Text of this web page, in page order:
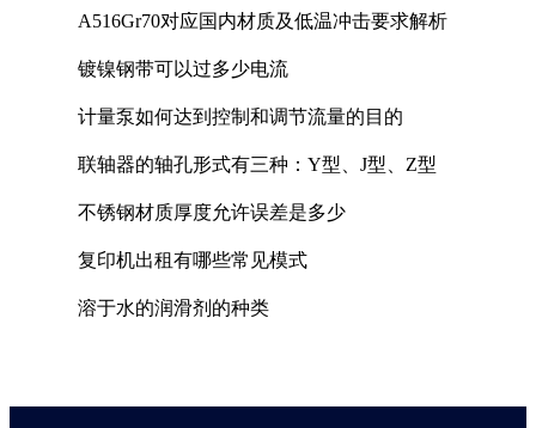
A516Gr70对应国内材质及低温冲击要求解析
镀镍钢带可以过多少电流
计量泵如何达到控制和调节流量的目的
联轴器的轴孔形式有三种：Y型、J型、Z型
不锈钢材质厚度允许误差是多少
复印机出租有哪些常见模式
溶于水的润滑剂的种类